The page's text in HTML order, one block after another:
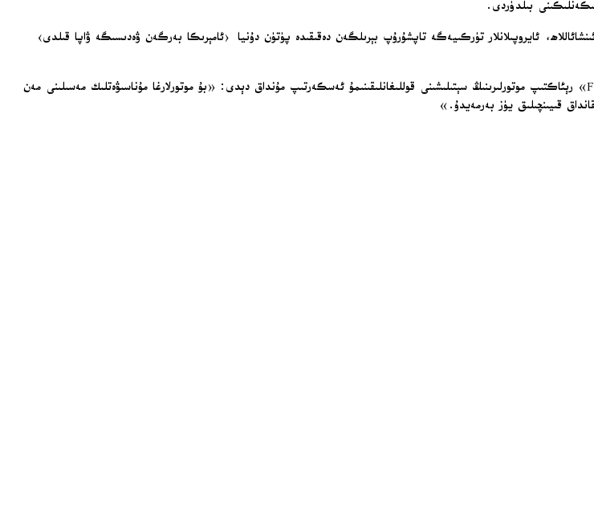
بىلدۈردى.
ئايروپىلانلار تۈركىيەگە تاپشۇرۇپ بېرىلگەن دەقىقىدە پۈتۈن دۇنيا ‹ئامېرىكا بەرگەن ۋەدىسىگە ۋاپا قىلدى›
ئەردوغان ترامپنىڭ تۈركىيەدە ئىشلەپچىقىرىلغان «قائان» (KAAN) كۈرەشچى ئايروپىلانى ئۈچۈن «F110» رېئاكتىپ موتورلىرىنىڭ سېتىلىشىنى قوللىغانلىقىنىمۇ ئەسكەرتىپ مۇنداق دېدى: «بۇ موتورلارغا مۇناسىۋەتلىك مەسىلىنى مەن
قىيىنچىلىق يۈز بەرمەيدۇ.»